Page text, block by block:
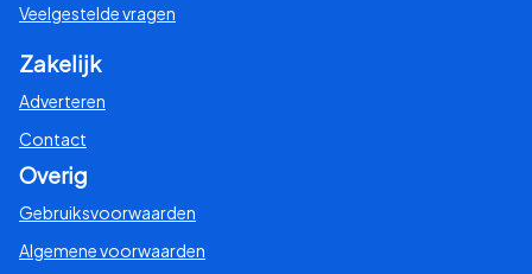
Veelgestelde vragen
Zakelijk
Adverteren
Contact
Overig
Gebruiksvoorwaarden
Algemene voorwaarden